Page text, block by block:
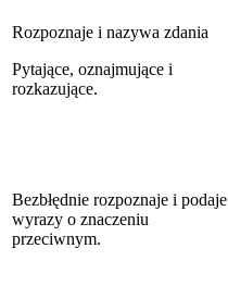
Rozpoznaje i nazywa zdania
Pytające, oznajmujące i
rozkazujące.
Bezbłędnie rozpoznaje i podaje
wyrazy o znaczeniu
przeciwnym.